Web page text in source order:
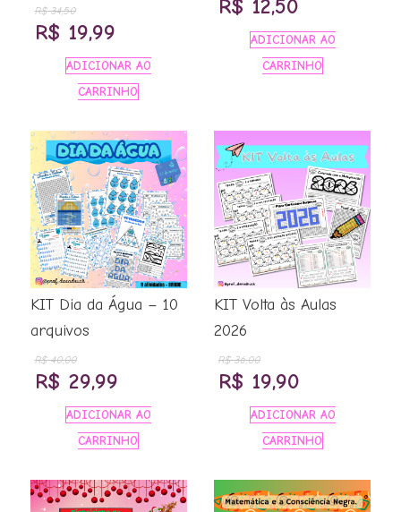
R$34,50
O
preço
original
R$ 34,50.
R$ 19,99O
preço
atual
R$ 19,99.
ADICIONAR AO
CARRINHO
O
preço
original
R$ 12,50O
preço
atual
ADICIONAR AO
CARRINHO
KIT Dia da Água – 10
arquivos
R$40,00
O
preço
original
R$ 40,00.
R$ 29,99O
preço
atual
R$ 29,99.
ADICIONAR AO
CARRINHO
KIT Volta às Aulas
2026
R$36,00
O
preço
original
R$ 36,00.
R$ 19,90O
preço
atual
R$ 19,90.
ADICIONAR AO
CARRINHO